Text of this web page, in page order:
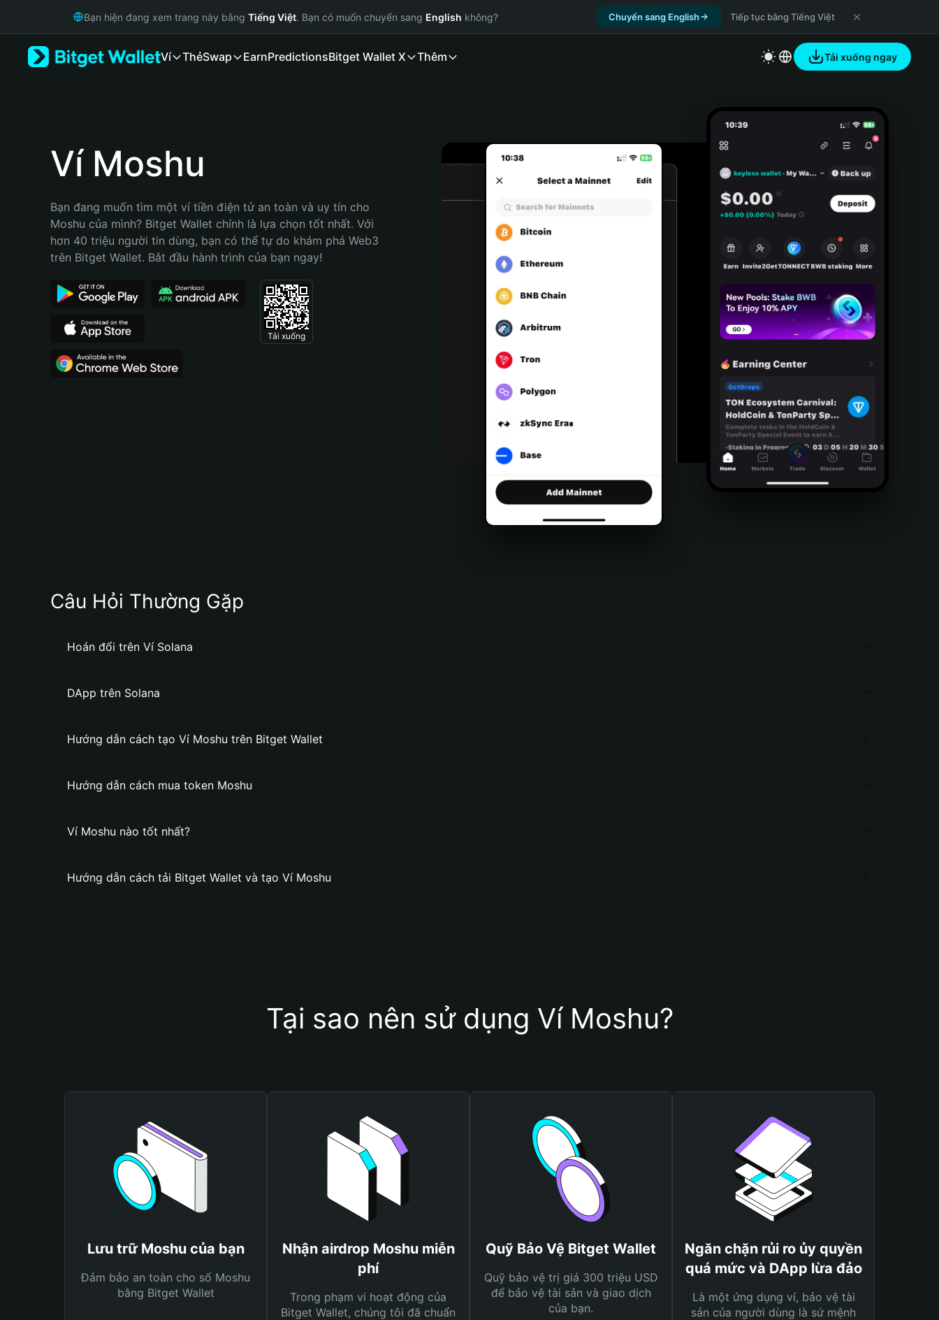
Русский
Bahasa Indonesia
Português (Brasil)
Bạn hiện đang xem trang này bằng Tiếng Việt. Bạn có muốn chuyển sang English không? Chuyển sang English Tiếp tục bằng Tiếng Việt
Ví ThẻSwap EarnPredictionsBitget Wallet X Thêm Tải xuống ngay
Ví Moshu
Bạn đang muốn tìm một ví tiền điện tử an toàn và uy tín cho
Moshu của mình? Bitget Wallet chính là lựa chọn tốt nhất. Với
hơn 40 triệu người tin dùng, bạn có thể tự do khám phá Web3
trên Bitget Wallet. Bắt đầu hành trình của bạn ngay!
Tải xuống
Câu Hỏi Thường Gặp
Hoán đổi trên Ví Solana
DApp trên Solana
Hướng dẫn cách tạo Ví Moshu trên Bitget Wallet
Hướng dẫn cách mua token Moshu
Ví Moshu nào tốt nhất?
Hướng dẫn cách tải Bitget Wallet và tạo Ví Moshu
Tại sao nên sử dụng Ví Moshu?
Lưu trữ Moshu của bạn
Đảm bảo an toàn cho số Moshu
bằng Bitget Wallet
Nhận airdrop Moshu miễn
phí
Trong phạm vi hoạt động của
Bitget Wallet, chúng tôi đã chuẩn
Quỹ Bảo Vệ Bitget Wallet
Quỹ bảo vệ trị giá 300 triệu USD
để bảo vệ tài sản và giao dịch
của bạn.
Ngăn chặn rủi ro ủy quyền
quá mức và DApp lừa đảo
Là một ứng dụng ví, bảo vệ tài
sản của người dùng là sứ mệnh